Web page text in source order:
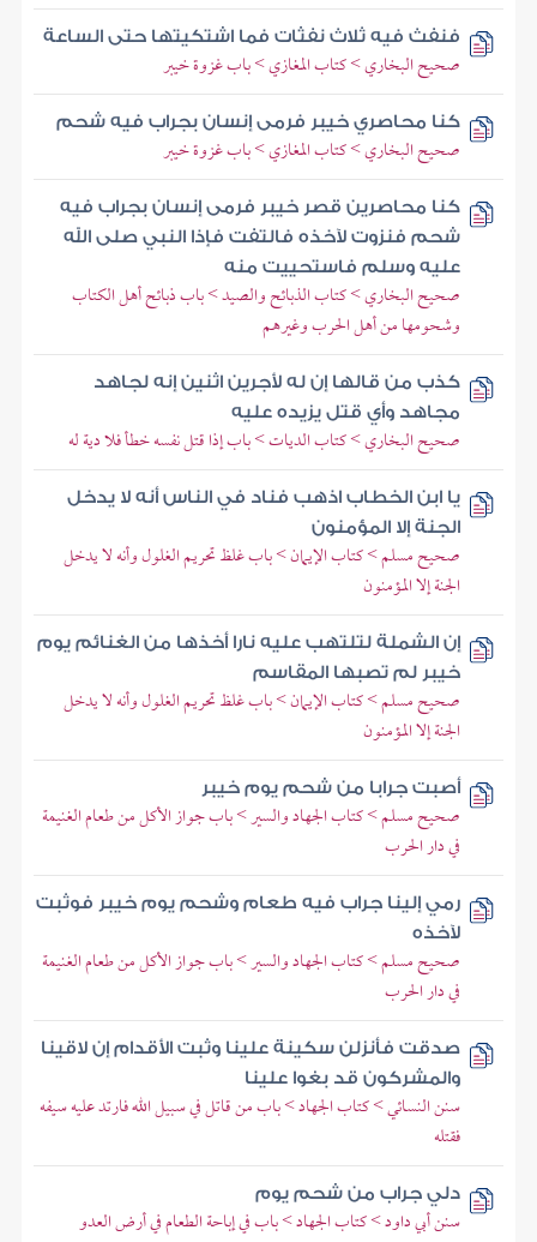
فنفث فيه ثلاث نفثات فما اشتكيتها حتى الساعة
صحيح البخاري > كتاب المغازي > باب غزوة خيبر
كنا محاصري خيبر فرمى إنسان بجراب فيه شحم
صحيح البخاري > كتاب المغازي > باب غزوة خيبر
كنا محاصرين قصر خيبر فرمى إنسان بجراب فيه
شحم فنزوت لآخذه فالتفت فإذا النبي صلى الله
عليه وسلم فاستحييت منه
صحيح البخاري > كتاب الذبائح والصيد > باب ذبائح أهل الكتاب
وشحومها من أهل الحرب وغيرهم
كذب من قالها إن له لأجرين اثنين إنه لجاهد
مجاهد وأي قتل يزيده عليه
صحيح البخاري > كتاب الديات > باب إذا قتل نفسه خطأ فلا دية له
يا ابن الخطاب اذهب فناد في الناس أنه لا يدخل
الجنة إلا المؤمنون
صحيح مسلم > كتاب الإيمان > باب غلظ تحريم الغلول وأنه لا يدخل
الجنة إلا المؤمنون
إن الشملة لتلتهب عليه نارا أخذها من الغنائم يوم
خيبر لم تصبها المقاسم
صحيح مسلم > كتاب الإيمان > باب غلظ تحريم الغلول وأنه لا يدخل
الجنة إلا المؤمنون
أصبت جرابا من شحم يوم خيبر
صحيح مسلم > كتاب الجهاد والسير > باب جواز الأكل من طعام الغنيمة
في دار الحرب
رمي إلينا جراب فيه طعام وشحم يوم خيبر فوثبت
لآخذه
صحيح مسلم > كتاب الجهاد والسير > باب جواز الأكل من طعام الغنيمة
في دار الحرب
صدقت فأنزلن سكينة علينا وثبت الأقدام إن لاقينا
والمشركون قد بغوا علينا
سنن النسائي > كتاب الجهاد > باب من قاتل في سبيل الله فارتد عليه سيفه
فقتله
دلي جراب من شحم يوم
سنن أبي داود > كتاب الجهاد > باب في إباحة الطعام في أرض العدو